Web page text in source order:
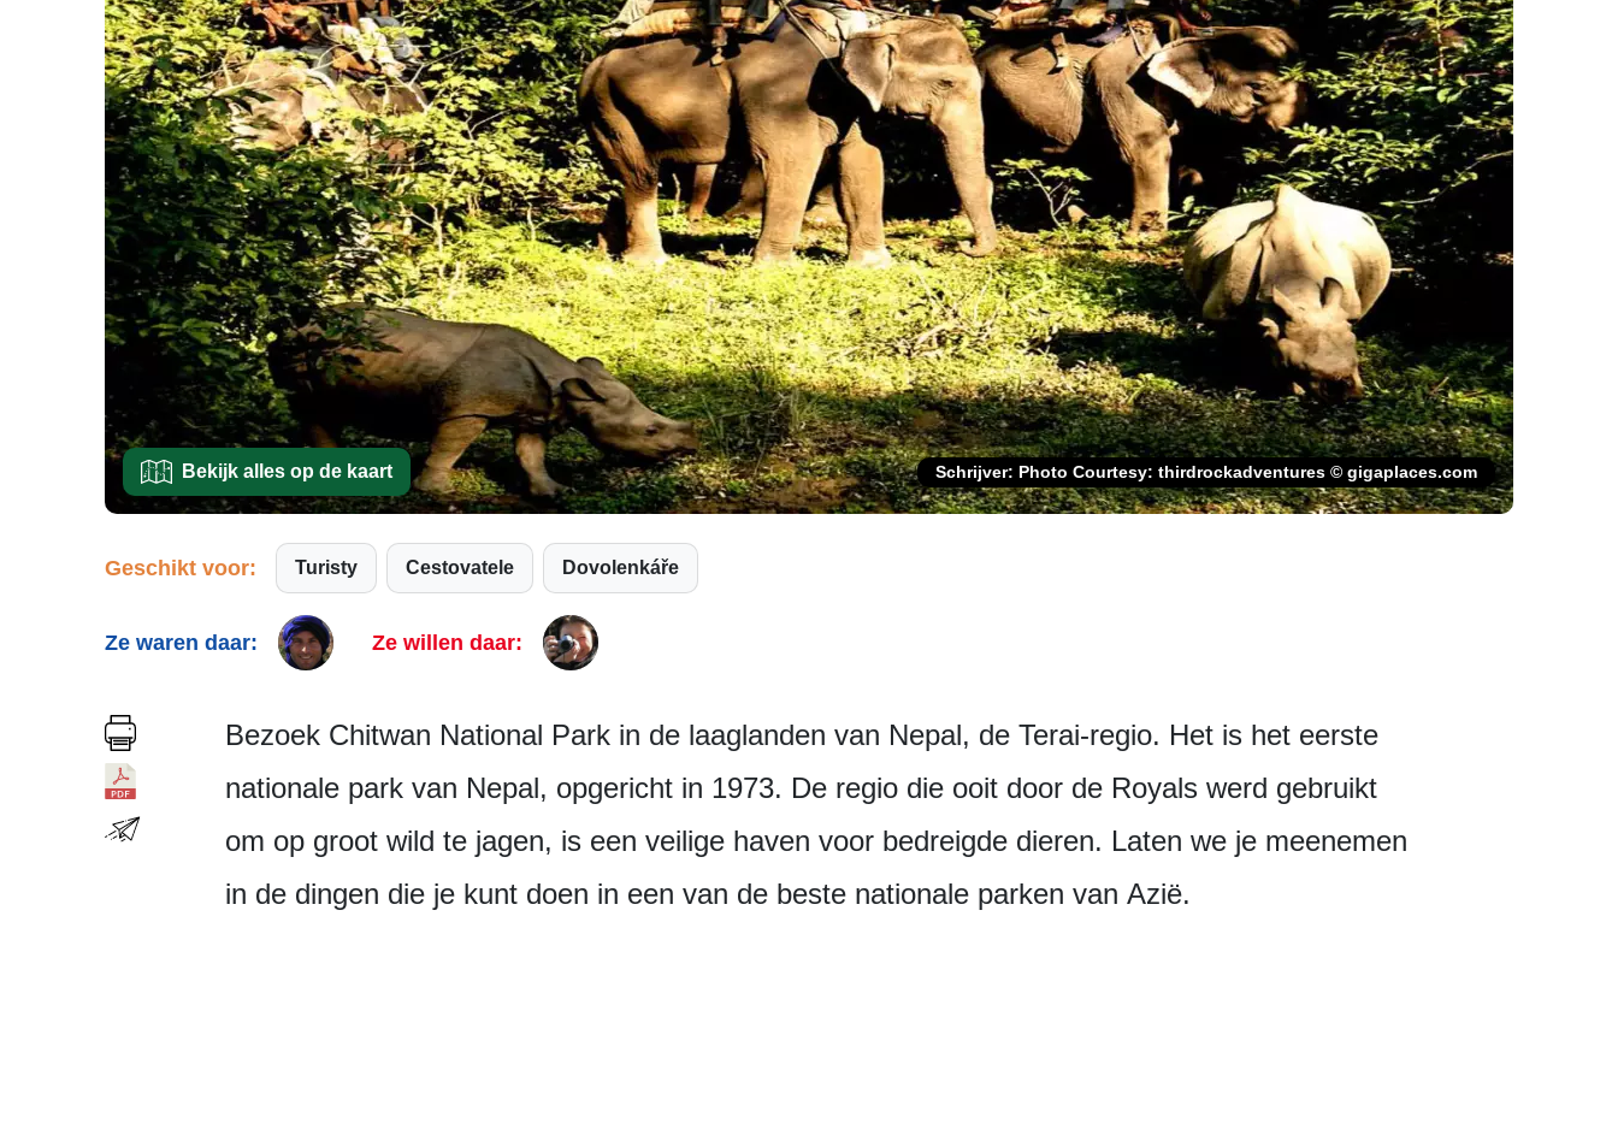
Bekijk alles op de kaart Schrijver: Photo Courtesy: thirdrockadventures © gigaplaces.com
Geschikt voor: Turisty Cestovatele Dovolenkáře
Ze waren daar: Ze willen daar:
Bezoek Chitwan National Park in de laaglanden van Nepal, de Terai-regio. Het is het eerste
nationale park van Nepal, opgericht in 1973. De regio die ooit door de Royals werd gebruikt
om op groot wild te jagen, is een veilige haven voor bedreigde dieren. Laten we je meenemen
in de dingen die je kunt doen in een van de beste nationale parken van Azië.